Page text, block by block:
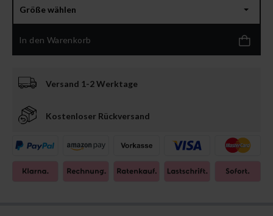
Größe wählen
In den Warenkorb
Versand 1-2 Werktage
Kostenloser Rückversand